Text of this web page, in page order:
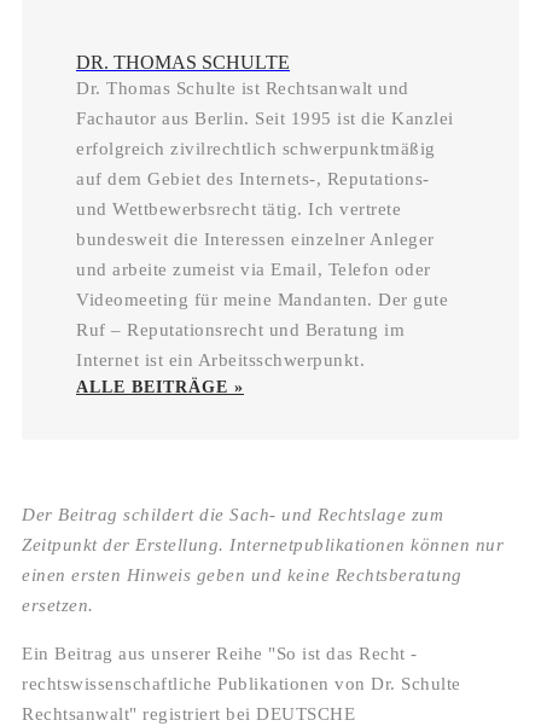
DR. THOMAS SCHULTE
Dr. Thomas Schulte ist Rechtsanwalt und
Fachautor aus Berlin. Seit 1995 ist die Kanzlei
erfolgreich zivilrechtlich schwerpunktmäßig
auf dem Gebiet des Internets-, Reputations-
und Wettbewerbsrecht tätig. Ich vertrete
bundesweit die Interessen einzelner Anleger
und arbeite zumeist via Email, Telefon oder
Videomeeting für meine Mandanten. Der gute
Ruf – Reputationsrecht und Beratung im
Internet ist ein Arbeitsschwerpunkt.
ALLE BEITRÄGE »
Der Beitrag schildert die Sach- und Rechtslage zum
Zeitpunkt der Erstellung. Internetpublikationen können nur
einen ersten Hinweis geben und keine Rechtsberatung
ersetzen.
Ein Beitrag aus unserer Reihe "So ist das Recht -
rechtswissenschaftliche Publikationen von Dr. Schulte
Rechtsanwalt" registriert bei DEUTSCHE